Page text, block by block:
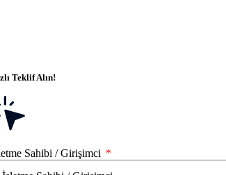
Teklif Alın!
Sahibi / Girişimci